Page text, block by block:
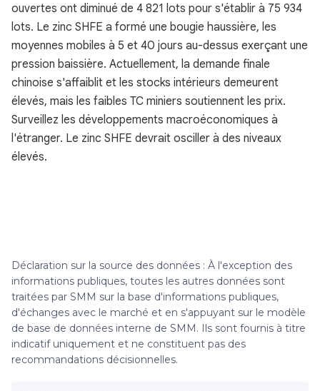
ouvertes ont diminué de 4 821 lots pour s'établir à 75 934
lots. Le zinc SHFE a formé une bougie haussière, les
moyennes mobiles à 5 et 40 jours au-dessus exerçant une
pression baissière. Actuellement, la demande finale
chinoise s'affaiblit et les stocks intérieurs demeurent
élevés, mais les faibles TC miniers soutiennent les prix.
Surveillez les développements macroéconomiques à
l'étranger. Le zinc SHFE devrait osciller à des niveaux
élevés.
Déclaration sur la source des données : À l'exception des
informations publiques, toutes les autres données sont
traitées par SMM sur la base d'informations publiques,
d'échanges avec le marché et en s'appuyant sur le modèle
de base de données interne de SMM. Ils sont fournis à titre
indicatif uniquement et ne constituent pas des
recommandations décisionnelles.